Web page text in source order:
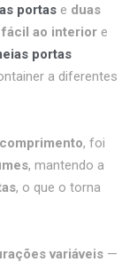
portas e duas
ao interior e
portas
a diferentes
, foi
, mantendo a
, o que o torna
variáveis —